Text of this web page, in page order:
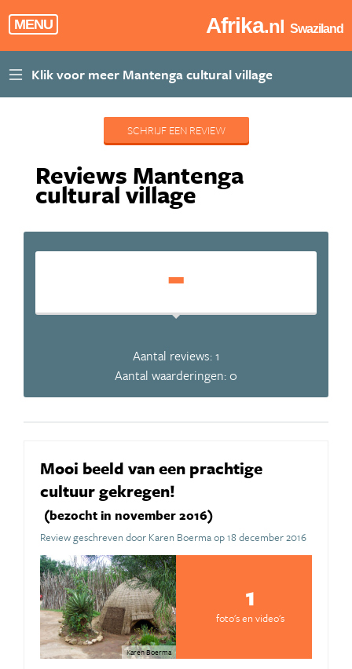
MENU Afrika.nl Swaziland
SCHRIJF EEN REVIEW
Reviews Mantenga
cultural village
-
Aantal reviews: 1
Aantal waarderingen: 0
Mooi beeld van een prachtige
cultuur gekregen!
(bezocht in november 2016)
Review geschreven door Karen Boerma op 18 december 2016
Karen Boerma
1
foto's en video's